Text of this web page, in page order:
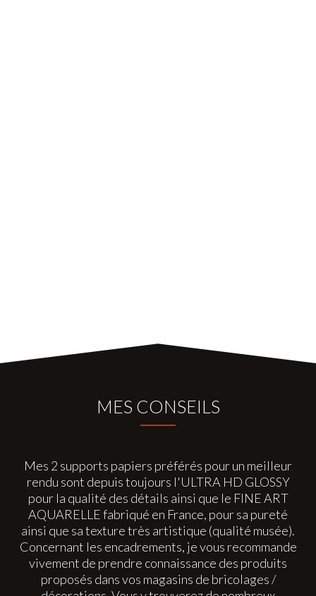
MES CONSEILS
Mes 2 supports papiers préférés pour un meilleur
rendu sont depuis toujours l'ULTRA HD GLOSSY
pour la qualité des détails ainsi que le FINE ART
AQUARELLE fabriqué en France, pour sa pureté
ainsi que sa texture très artistique (qualité musée).
Concernant les encadrements, je vous recommande
vivement de prendre connaissance des produits
proposés dans vos magasins de bricolages /